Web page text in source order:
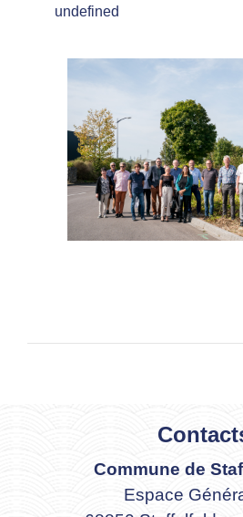
undefined
Commune de
Espace